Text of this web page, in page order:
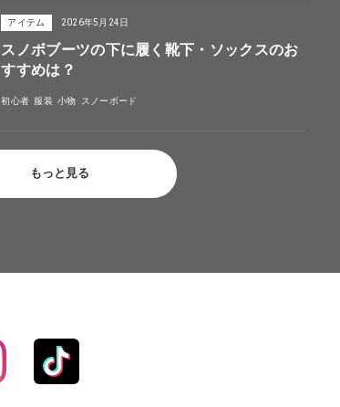
アイテム 2026年5月24日
スノボブーツの下に履く靴下・ソックスのお
すすめは？
初心者 服装 小物 スノーボード
もっと見る